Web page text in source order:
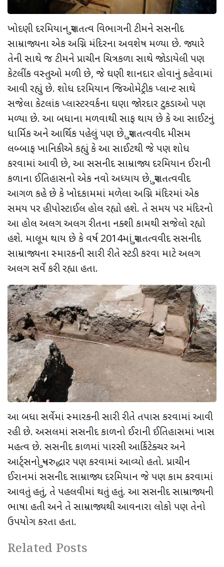
ખોદણી દરમિયાન પુરાતત્વ વિભાગની ટીમને સસનીદ
સામ્રાજ્યના એક અગ્નિ મંદિરના અવશેષ મળ્યા છે. જ્યારે
તેની સાથે જ ટીમને પ્રાચીન ચિત્રકળા સાથે જોડાયેલી પણ
કેટલીંક વસ્તુઓ મળી છે, જે ઘણી શાનદાર હોવાનું કહેવામાં
આવી રહ્યું છે. શોધ દરમિયાન જિઓમેટ્રીક પ્લાન્ટ સાથે
સજેલા કેટલાંક પ્લાસ્ટરવર્કના ઘણા જોરદાર ટુકડાઓ પણ
મળ્યા છે. આ બધાના મળવાથી સાફ થાય છે કે આ સાઈટનું
ધાર્મિક અને આર્થિક પહેલું પણ છે. પુરાતત્વવીદ મીસમ
લબ્બાફ ખાનિકીએ કહ્યું કે આ સાઈટથી જે પણ શોધ
કરવામાં આવી છે, આ સસનીદ સામ્રાજ્ય દરમિયાન ઈરાની
કળાના ઈતિહાસનો એક નવો અધ્યાય છે. પુરાતત્વવીદ
આગળ કહે છે કે ખોદકામમાં મળેલા અગ્નિ મંદિરમાં એક
સમય પર હીપોસ્ટાઈલ હોલ રહ્યો હશે. તે સમય પર મંદિરનો
આ હોલ અલગ અલગ રીતના નક્શી કામથી સજેલો રહ્યો
હશે. માલૂમ થાય છે કે વર્ષ 2014માં પુરાતત્વવીદ સસનીદ
સામ્રાજ્યના સ્મારકની સારી રીતે સ્ટડી કરવા માટે અલગ
અલગ સર્વે કરી રહ્યા હતા.
આ બધા સર્વેમાં સ્મારકની સારી રીતે તપાસ કરવામાં આવી
રહી છે. અસલમાં સસનીદ કાળનો ઈરાની ઈતિહાસમાં ખાસ
મહત્વ છે. સસનીદ કાળમાં પારસી આર્કિટેક્ચર અને
આર્ટ્સનો પુનરુદ્ધાર પણ કરવામાં આવ્યો હતો. પ્રાચીન
ઈરાનમાં સસનીદ સામ્રાજ્ય દરમિયાન જે પણ કામ કરવામાં
આવતું હતું, તે પહલવીમાં થતું હતું. આ સસનીદ સામ્રાજ્યની
ભાષા હતી અને તે સામ્રાજ્યથી આવનારા લોકો પણ તેનો
ઉપયોગ કરતા હતા.
Related Posts